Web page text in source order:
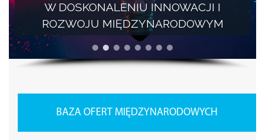
W DOSKONALENIU INNOWACJI I
ROZWOJU MIĘDZYNARODOWYM
BAZA OFERT MIĘDZYNARODOWYCH